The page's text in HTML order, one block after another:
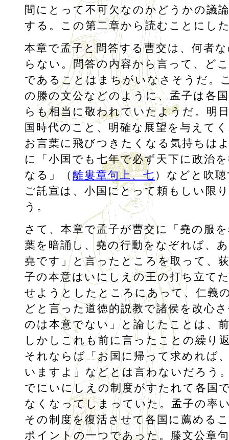
間にとって不可欠なのかどうかの議
する。この第二章から読むことにし
本章で孟子と問答する曹交は、何者
らない。問答の内容から言って、ど
であることはまちがいなさそうだ。
の滕の文公などのように、孟子は各
らも相当に敬われていたようだ。明
国時代のこと、明確な展望を与えて
お言葉に飛びつきたくなる気持ちは
に「小国でも七年で必ず天下に政治
なる」（ 離婁章句上、七 ）などと吹
ご託宣は、小国にとって頼もしい限
う。
さて、本章で孟子が曹交に「堯の服
葉を暗誦し、堯の行動をなぞれば、
堯です」と言ったところを取って、
子の本意はいにしえの王の打ち立て
せようとしたところにあって、仁義
どと言った道徳的説教で諸侯を改心
のは本意でない」と論じたことは、
しかしこれも前に言ったことの繰り
それならば「お国に帰って求めれば
いますよ」などとは言わないだろう
でにいにしえの制度がすたれて各国
なくなってしまっていた。孟子の率
その制度を復活させて各国に薦める
ポイントの一つであった。滕文公章